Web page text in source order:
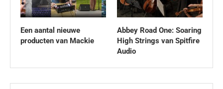
Een aantal nieuwe
producten van Mackie
Abbey Road One: Soaring
High Strings van Spitfire
Audio